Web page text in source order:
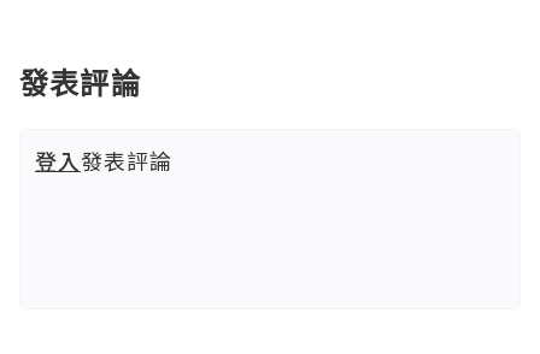
發表評論
登入發表評論